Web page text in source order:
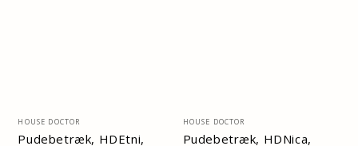
Vendor:
HOUSE DOCTOR
Pudebetræk, HDEtni,
Vendor:
HOUSE DOCTOR
Pudebetræk, HDNica,